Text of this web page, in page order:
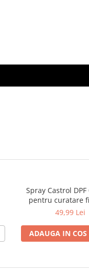
Spray Castrol
pentru curatare
particule 400
49,99 Lei
ADAUGA IN COS